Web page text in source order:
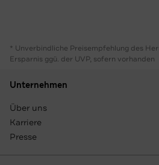
* Unverbindliche Preisempfehlung des
Ersparnis ggü. der UVP, sofern vorhanden
Unternehmen
Über uns
Karriere
Presse